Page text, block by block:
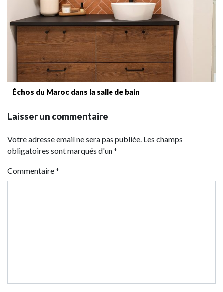
Échos du Maroc dans la salle de bain
Laisser un commentaire
Votre adresse email ne sera pas publiée. Les champs
obligatoires sont marqués d'un *
Commentaire*